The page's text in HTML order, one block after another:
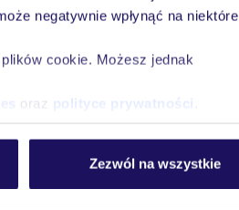
negatywnie wpłynąć na niektóre
cookie. Możesz jednak
oraz polityce prywatności
Zezwól na wszystkie
Metody płatności: TUI
od dostępności),
5, Pokoje: